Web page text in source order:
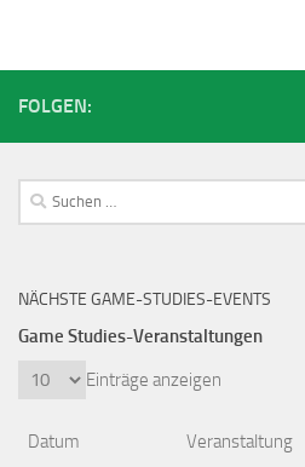
FOLGEN:
Suchen
nach:
NÄCHSTE GAME-STUDIES-EVENTS
Game Studies-Veranstaltungen
Einträge anzeigen
Datum Veranstaltung